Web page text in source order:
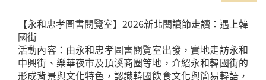
【永和忠孝圖書閱覽室】2026新北閱讀節走讀：遇上韓
國街
活動內容：由永和忠孝圖書閱覽室出發，實地走訪永和
中興街、樂華夜市及頂溪商圈等地，介紹永和韓國街的
形成背景與文化特色，認識韓國飲食文化與簡易韓語，